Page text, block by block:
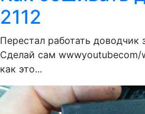
2112
Перестал работать доводчик
Сделай сам wwwyoutubecom/
как это...